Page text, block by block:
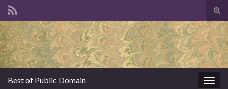
Search for:
Best of Public Domain